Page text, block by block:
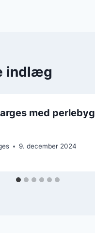
indlæg
med
9. december 2024